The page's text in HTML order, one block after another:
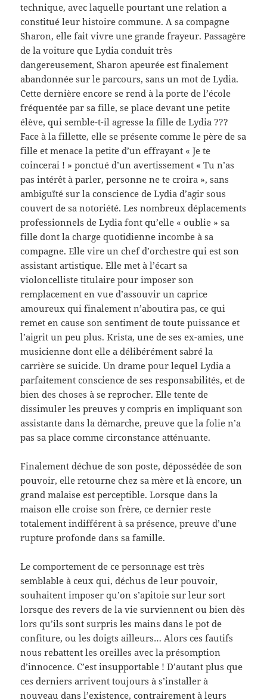
technique, avec laquelle pourtant une relation a
constitué leur histoire commune. A sa compagne
Sharon, elle fait vivre une grande frayeur. Passagère
de la voiture que Lydia conduit très
dangereusement, Sharon apeurée est finalement
abandonnée sur le parcours, sans un mot de Lydia.
Cette dernière encore se rend à la porte de l’école
fréquentée par sa fille, se place devant une petite
élève, qui semble-t-il agresse la fille de Lydia ???
Face à la fillette, elle se présente comme le père de sa
fille et menace la petite d’un effrayant « Je te
coincerai ! » ponctué d’un avertissement « Tu n’as
pas intérêt à parler, personne ne te croira », sans
ambiguïté sur la conscience de Lydia d’agir sous
couvert de sa notoriété. Les nombreux déplacements
professionnels de Lydia font qu’elle « oublie » sa
fille dont la charge quotidienne incombe à sa
compagne. Elle vire un chef d’orchestre qui est son
assistant artistique. Elle met à l’écart sa
violoncelliste titulaire pour imposer son
remplacement en vue d’assouvir un caprice
amoureux qui finalement n’aboutira pas, ce qui
remet en cause son sentiment de toute puissance et
l’aigrit un peu plus. Krista, une de ses ex-amies, une
musicienne dont elle a délibérément sabré la
carrière se suicide. Un drame pour lequel Lydia a
parfaitement conscience de ses responsabilités, et de
bien des choses à se reprocher. Elle tente de
dissimuler les preuves y compris en impliquant son
assistante dans la démarche, preuve que la folie n’a
pas sa place comme circonstance atténuante.
Finalement déchue de son poste, dépossédée de son
pouvoir, elle retourne chez sa mère et là encore, un
grand malaise est perceptible. Lorsque dans la
maison elle croise son frère, ce dernier reste
totalement indifférent à sa présence, preuve d’une
rupture profonde dans sa famille.
Le comportement de ce personnage est très
semblable à ceux qui, déchus de leur pouvoir,
souhaitent imposer qu’on s’apitoie sur leur sort
lorsque des revers de la vie surviennent ou bien dès
lors qu’ils sont surpris les mains dans le pot de
confiture, ou les doigts ailleurs… Alors ces fautifs
nous rebattent les oreilles avec la présomption
d’innocence. C’est insupportable ! D’autant plus que
ces derniers arrivent toujours à s’installer à
nouveau dans l’existence, contrairement à leurs